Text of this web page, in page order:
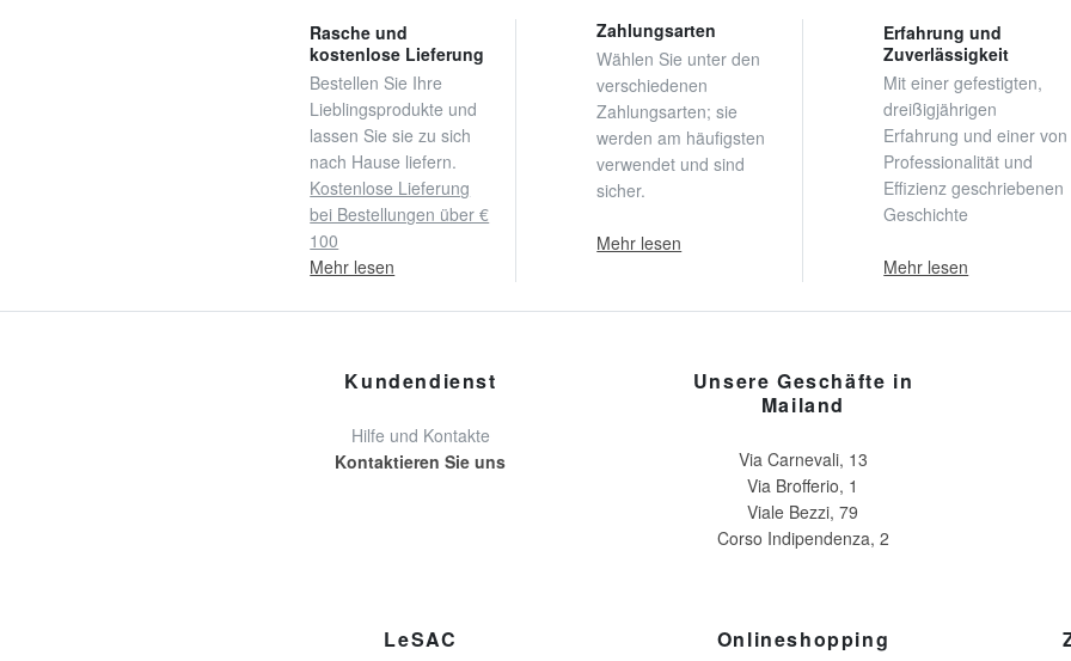
Rasche und
kostenlose Lieferung
Bestellen Sie Ihre
Lieblingsprodukte und
lassen Sie sie zu sich
nach Hause liefern.
Kostenlose Lieferung
bei Bestellungen über €
100
Mehr lesen
Zahlungsarten
Wählen Sie unter den
verschiedenen
Zahlungsarten; sie
werden am häufigsten
verwendet und sind
sicher.
Mehr lesen
Erfahrung und
Zuverlässigkeit
Mit einer gefestigten,
dreißigjährigen
Erfahrung und einer von
Professionalität und
Effizienz geschriebenen
Geschichte
Mehr lesen
Kundendienst
Hilfe und Kontakte
Kontaktieren Sie uns
Unsere Geschäfte in
Mailand
Via Carnevali, 13
Via Brofferio, 1
Viale Bezzi, 79
Corso Indipendenza, 2
LeSAC Onlineshopping